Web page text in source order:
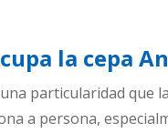
la cepa
particularidad que
a persona,